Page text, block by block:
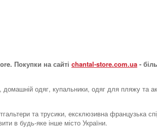
Покупки на сайті chantal-store.com.ua -
одяг, купальники, одяг для пляжу та
та трусики, ексклюзивна французька
в будь-яке інше місто України.